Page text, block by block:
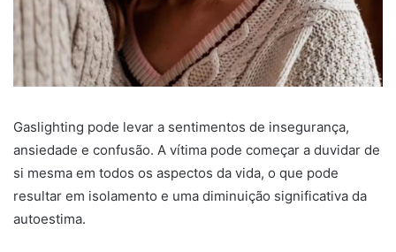
Gaslighting pode levar a sentimentos de insegurança,
ansiedade e confusão. A vítima pode começar a duvidar de
si mesma em todos os aspectos da vida, o que pode
resultar em isolamento e uma diminuição significativa da
autoestima.